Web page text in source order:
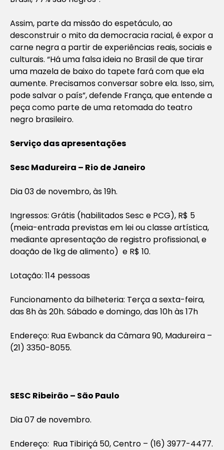
Assim, parte da missão do espetáculo, ao
desconstruir o mito da democracia racial, é expor a
carne negra a partir de experiências reais, sociais e
culturais. “Há uma falsa ideia no Brasil de que tirar
uma mazela de baixo do tapete fará com que ela
aumente. Precisamos conversar sobre ela. Isso, sim,
pode salvar o país”, defende França, que entende a
peça como parte de uma retomada do teatro
negro brasileiro.
Serviço das apresentações
Sesc Madureira – Rio de Janeiro
Dia 03 de novembro, às 19h.
Ingressos: Grátis (habilitados Sesc e PCG), R$ 5
(meia-entrada previstas em lei ou classe artística,
mediante apresentação de registro profissional, e
doação de 1kg de alimento) e R$ 10.
Lotação: 114 pessoas
Funcionamento da bilheteria: Terça a sexta-feira,
das 8h às 20h. Sábado e domingo, das 10h às 17h
Endereço: Rua Ewbanck da Câmara 90, Madureira –
(21) 3350-8055.
SESC Ribeirão – São Paulo
Dia 07 de novembro.
Endereço: Rua Tibiriçá 50, Centro – (16) 3977-4477.